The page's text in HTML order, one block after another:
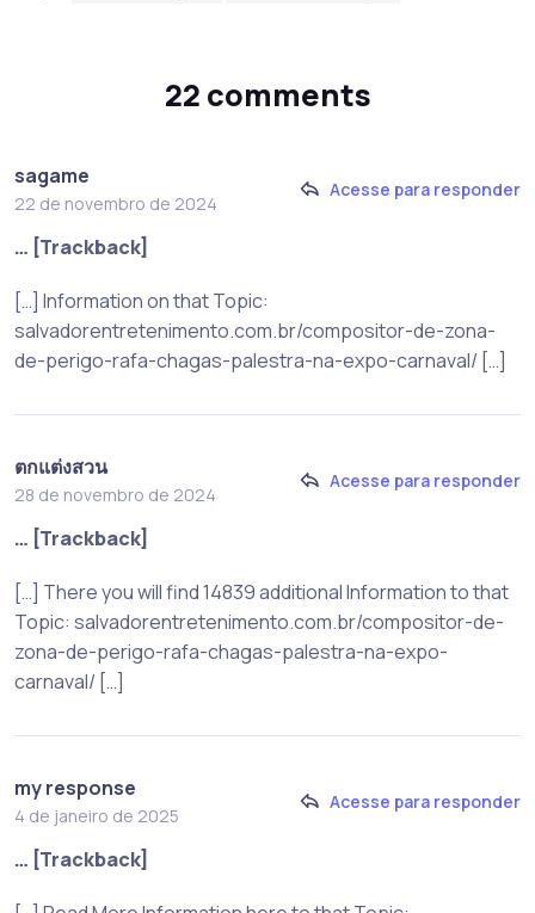
22 comments
sagame
22 de novembro de 2024
Acesse para responder
… [Trackback]
[…] Information on that Topic:
salvadorentretenimento.com.br/compositor-de-zona-
de-perigo-rafa-chagas-palestra-na-expo-carnaval/ […]
ตกแต่งสวน
28 de novembro de 2024
Acesse para responder
… [Trackback]
[…] There you will find 14839 additional Information to that
Topic: salvadorentretenimento.com.br/compositor-de-
zona-de-perigo-rafa-chagas-palestra-na-expo-
carnaval/ […]
my response
4 de janeiro de 2025
Acesse para responder
… [Trackback]